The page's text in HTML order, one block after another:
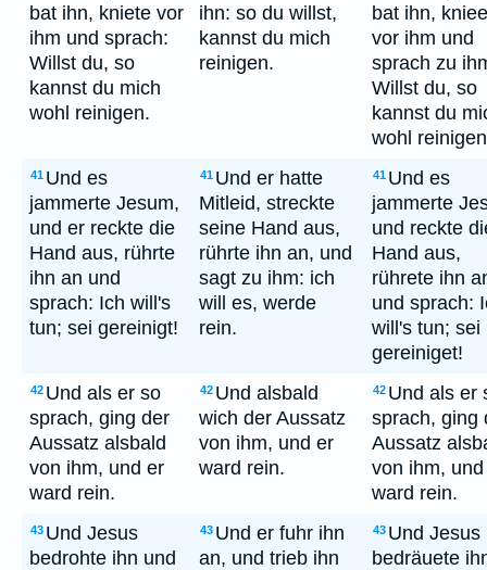
bat ihn, kniete vor
ihm und sprach:
Willst du, so
kannst du mich
wohl reinigen.
ihn: so du willst,
kannst du mich
reinigen.
bat ihn,
vor ihm und
sprach zu
Willst du, so
kannst du
wohl
41 Und es
jammerte Jesum,
und er reckte die
Hand aus, rührte
ihn an und
sprach: Ich will's
tun; sei gereinigt!
41 Und er hatte
Mitleid, streckte
seine Hand aus,
rührte ihn an, und
sagt zu ihm: ich
will es, werde
rein.
41 Und es
jammerte
und reckte
Hand aus,
rührete ihn
und sprach:
will's tun; sei
gereiniget!
42 Und als er so
sprach, ging der
Aussatz alsbald
von ihm, und er
ward rein.
42 Und alsbald
wich der Aussatz
von ihm, und er
ward rein.
42 Und als er
sprach, ging
Aussatz
von ihm,
ward rein.
43 Und Jesus
bedrohte ihn und
43 Und er fuhr ihn
an, und trieb ihn
43 Und Jesus
bedräuete